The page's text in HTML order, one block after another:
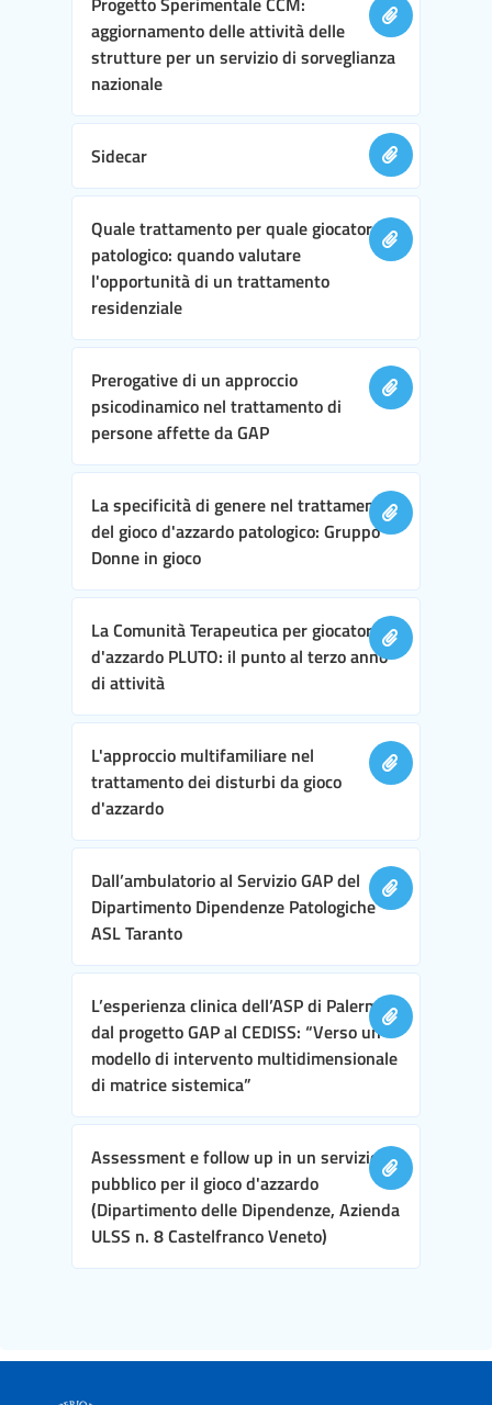
aggiornamento delle attività delle
strutture per un servizio di sorveglianza
nazionale
Sidecar
Quale trattamento per quale giocatore
patologico: quando valutare
l'opportunità di un trattamento
residenziale
Prerogative di un approccio
psicodinamico nel trattamento di
persone affette da GAP
La specificità di genere nel trattamento
del gioco d'azzardo patologico: Gruppo
Donne in gioco
La Comunità Terapeutica per giocatori
d'azzardo PLUTO: il punto al terzo anno
di attività
L'approccio multifamiliare nel
trattamento dei disturbi da gioco
d'azzardo
Dall’ambulatorio al Servizio GAP del
Dipartimento Dipendenze Patologiche
ASL Taranto
L’esperienza clinica dell’ASP di Palermo,
dal progetto GAP al CEDISS: “Verso un
modello di intervento multidimensionale
di matrice sistemica”
Assessment e follow up in un servizio
pubblico per il gioco d'azzardo
(Dipartimento delle Dipendenze, Azienda
ULSS n. 8 Castelfranco Veneto)